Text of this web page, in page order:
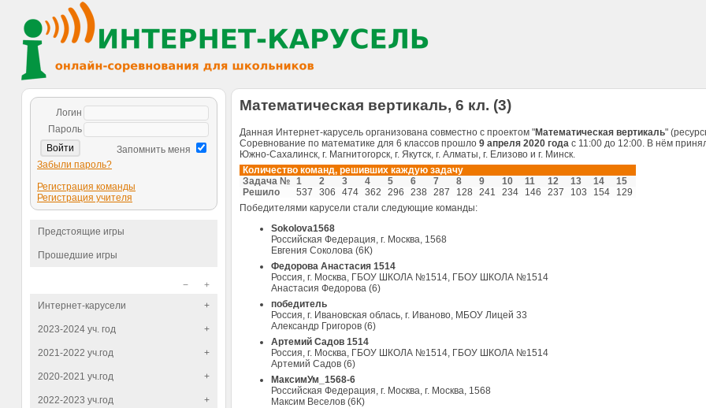
Логин
Пароль
Запомнить меня
Забыли пароль?
Регистрация команды
Регистрация учителя
Предстоящие игры
Прошедшие игры
+
−
+
Интернет-карусели
+
2023-2024 уч. год
+
2021-2022 уч.год
+
2020-2021 уч.год
+
2022-2023 уч.год
Математическая вертикаль, 6 кл. (3)
Данная Интернет-карусель организована совместно с проектом "Математическая вертикаль"
Соревнование по математике для 6 классов прошло 9 апреля 2020 года с 11:00 до 12:00. В нём
Южно-Сахалинск, г. Магнитогорск, г. Якутск, г. Алматы, г. Елизово и г. Минск.
Количество команд, решивших каждую задачу
Задача № 1 2 3 4 5 6 7 8 9 10 11 12 13 14
15
Решило
537 306 474 362 296 238 287 128 241 234 146 237 103 154
129
Победителями карусели стали следующие команды:
Sokolova1568
Российская Федерация, г. Москва, 1568
Евгения Соколова (6К)
Федорова Анастасия 1514
Россия, г. Москва, ГБОУ ШКОЛА №1514, ГБОУ ШКОЛА №1514
Анастасия Федорова (6)
победитель
Россия, г. Ивановская облась, г. Иваново, МБОУ Лицей 33
Александр Григоров (6)
Артемий Садов 1514
Россия, г. Москва, ГБОУ ШКОЛА №1514, ГБОУ ШКОЛА №1514
Артемий Садов (6)
МаксимУм_1568-6
Российская Федерация, г. Москва, г. Москва, 1568
Максим Веселов (6К)